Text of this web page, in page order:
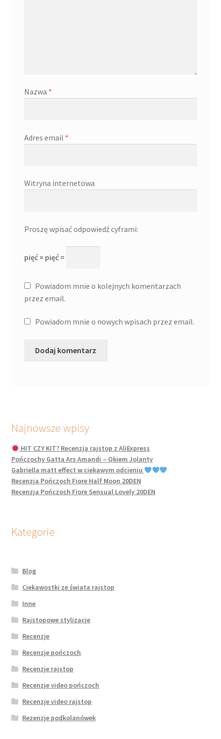
Nazwa *
Adres email *
Witryna internetowa
Proszę wpisać odpowiedź cyframi:
pięć × pięć =
Powiadom mnie o kolejnych komentarzach
przez email.
Powiadom mnie o nowych wpisach przez email.
Najnowsze wpisy
HIT CZY KIT? Recenzja rajstop z AliExpress
Pończochy Gatta Ars Amandi – Okiem Jolanty
Gabriella matt effect w ciekawym odcieniu
Recenzja Pończoch Fiore Half Moon 20DEN
Recenzja Pończoch Fiore Sensual Lovely 20DEN
Kategorie
Blog
Ciekawostki ze świata rajstop
Inne
Rajstopowe stylizacje
Recenzje
Recenzje pończoch
Recenzje rajstop
Recenzje video pończoch
Recenzje video rajstop
Rezenzje podkolanówek